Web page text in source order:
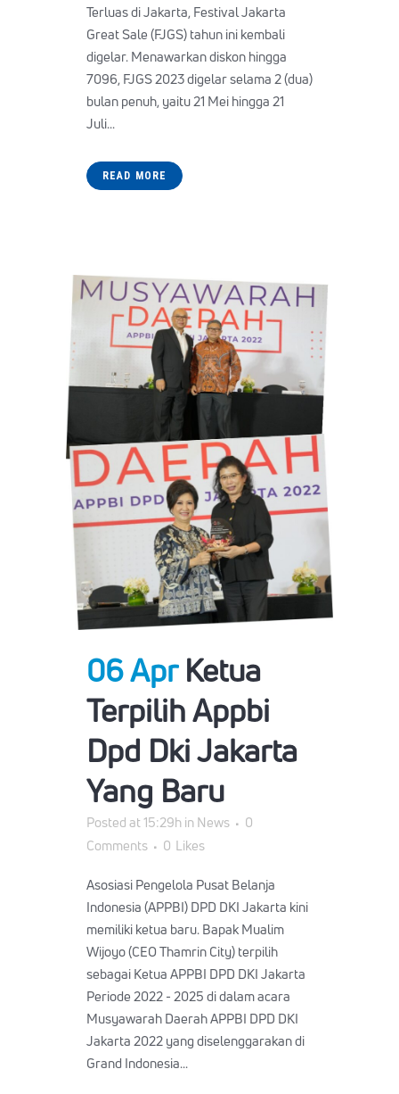
Terluas di Jakarta, Festival Jakarta
Great Sale (FJGS) tahun ini kembali
digelar. Menawarkan diskon hingga
7096, FJGS 2023 digelar selama 2 (dua)
bulan penuh, yaitu 21 Mei hingga 21
Juli...
READ MORE
06 Apr Ketua
Terpilih Appbi
Dpd Dki Jakarta
Yang Baru
Posted at 15:29hinNews
0
Comments
0 Likes
Asosiasi Pengelola Pusat Belanja
Indonesia (APPBI) DPD DKI Jakarta kini
memiliki ketua baru. Bapak Mualim
Wijoyo (CEO Thamrin City) terpilih
sebagai Ketua APPBI DPD DKI Jakarta
Periode 2022 - 2025 di dalam acara
Musyawarah Daerah APPBI DPD DKI
Jakarta 2022 yang diselenggarakan di
Grand Indonesia...